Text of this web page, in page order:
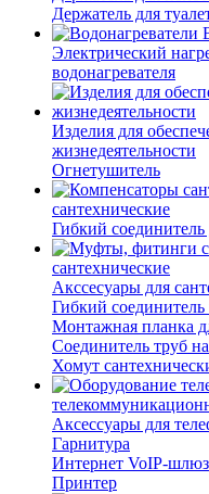
Держатель для
Электрический
водонагревателя
Изделия для
жизнедеятельности
Огнетушитель
сантехнические
Гибкий соединитель
сантехнические
Акссесуары для
Гибкий
Монтажная планка
Соединитель труб
Хомут
Аксессуары для
Гарнитура
Интернет VoIP-шлюз
Принтер